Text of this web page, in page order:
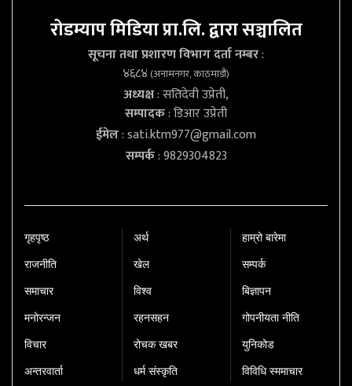
रोडम्याप मिडिया प्रा.लि. द्वारा सञ्चालित
सूचना तथा प्रशारण विभाग दर्ता नम्बर:
४६८४(अनामनगर, काठमाडौं)
अध्यक्ष: सतिदेवी उप्रेती,
सम्पादक: डिआर उप्रेती
ईमेल:sati.ktm977@gmail.com
सम्पर्क: 9829304823
गृहपृष्‍ठ
राजनीति
समाचार
मनोरन्जन
विचार
अन्तरवार्ता
अर्थ
खेल
विश्व
रहनसहन
रोचक खबर
धर्म संस्कृति
हाम्रो बारेमा
सम्पर्क
बिज्ञापन
गोपनीयता नीति
युनिकोड
विविधि स्ममाचार